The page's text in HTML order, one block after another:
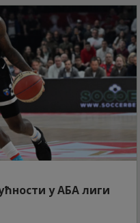
у АБА лиги